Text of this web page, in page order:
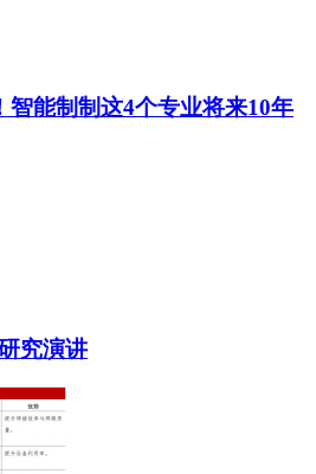
智能制制这4个专业将来10年
究演讲